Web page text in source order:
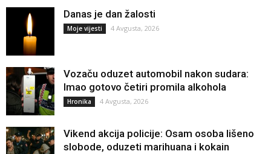
Danas je dan žalosti
Moje vijesti 4 Avgusta, 2026
Vozaču oduzet automobil nakon sudara:
Imao gotovo četiri promila alkohola
Hronika 4 Avgusta, 2026
Vikend akcija policije: Osam osoba lišeno
slobode, oduzeti marihuana i kokain